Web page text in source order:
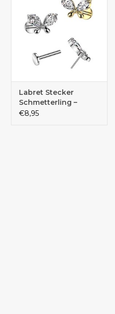
Labret Stecker
Schmetterling –
Push-In Verschluss |
€8,95